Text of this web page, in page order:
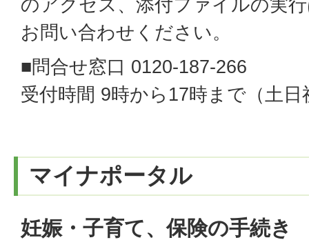
のアクセス、添付ファイルの実
お問い合わせください。
■問合せ窓口 0120-187-266
受付時間 9時から17時まで（土日
マイナポータル
妊娠・子育て、保険の手続き